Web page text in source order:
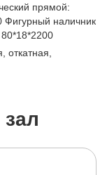
прямой:
Фигурный наличник
откатная,